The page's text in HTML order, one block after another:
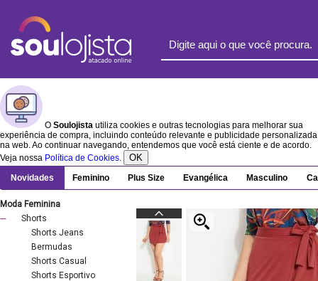
O Soulojista utiliza cookies e outras tecnologias para melhorar sua
experiência de compra, incluindo conteúdo relevante e publicidade personalizada
na web. Ao continuar navegando, entendemos que você está ciente e de acordo.
Veja nossa Política de Cookies. OK
Novidades Feminino Plus Size Evangélica Masculino
Moda Feminina
Shorts
Shorts Jeans
Bermudas
Shorts Casual
Shorts Esportivo